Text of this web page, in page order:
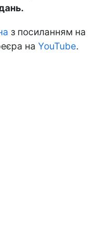
з посиланням на
на YouTube.